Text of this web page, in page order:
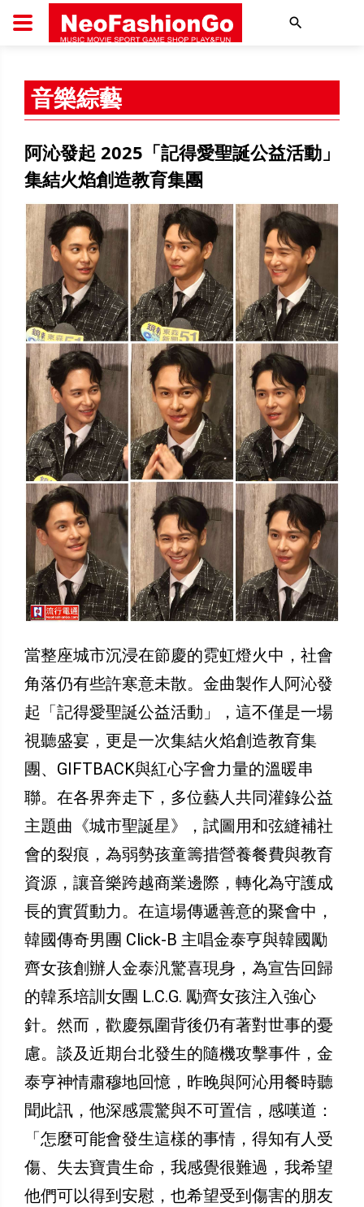
搜尋
音樂綜藝
阿沁發起 2025「記得愛聖誕公益活動」
集結火焰創造教育集團
當整座城市沉浸在節慶的霓虹燈火中，社會
角落仍有些許寒意未散。金曲製作人阿沁發
起「記得愛聖誕公益活動」，這不僅是一場
視聽盛宴，更是一次集結火焰創造教育集
團、GIFTBACK與紅心字會力量的溫暖串
聯。在各界奔走下，多位藝人共同灌錄公益
主題曲《城市聖誕星》，試圖用和弦縫補社
會的裂痕，為弱勢孩童籌措營養餐費與教育
資源，讓音樂跨越商業邊際，轉化為守護成
長的實質動力。在這場傳遞善意的聚會中，
韓國傳奇男團 Click-B 主唱金泰亨與韓國勵
齊女孩創辦人金泰汎驚喜現身，為宣告回歸
的韓系培訓女團 L.C.G. 勵齊女孩注入強心
針。然而，歡慶氛圍背後仍有著對世事的憂
慮。談及近期台北發生的隨機攻擊事件，金
泰亨神情肅穆地回憶，昨晚與阿沁用餐時聽
聞此訊，他深感震驚與不可置信，感嘆道：
「怎麼可能會發生這樣的事情，得知有人受
傷、失去寶貴生命，我感覺很難過，我希望
他們可以得到安慰，也希望受到傷害的朋友